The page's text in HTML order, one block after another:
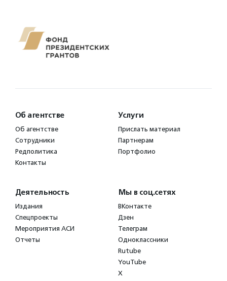
Об агентстве
Об агентстве
Сотрудники
Редполитика
Контакты
Услуги
Прислать материал
Партнерам
Портфолио
Деятельность
Издания
Спецпроекты
Мероприятия АСИ
Отчеты
Мы в соц.сетях
ВКонтакте
Дзен
Телеграм
Одноклассники
Rutube
YouTube
X